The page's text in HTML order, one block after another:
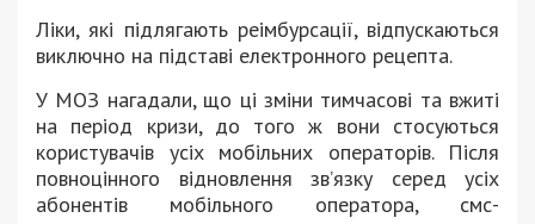
Ліки, які підлягають реімбурсації, відпускаються
виключно на підставі електронного рецепта.
У МОЗ нагадали, що ці зміни тимчасові та вжиті
на період кризи, до того ж вони стосуються
користувачів усіх мобільних операторів. Після
повноцінного відновлення зв’язку серед усіх
абонентів мобільного оператора, смс-